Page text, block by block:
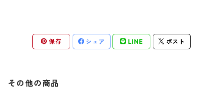
保存 シェア LINE ポスト
その他の商品